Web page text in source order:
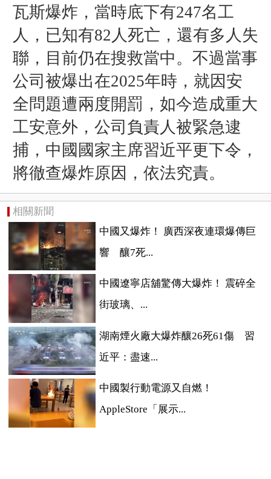
瓦斯爆炸，當時底下有247名工
人，已知有82人死亡，還有多人失
聯，目前仍在搜救當中。不過當事
公司被爆出在2025年時，就因安
全問題遭兩度開罰，如今造成重大
工安意外，公司負責人被緊急逮
捕，中國國家主席習近平更下令，
將徹查爆炸原因，依法究責。
相關新聞
中國又爆炸！ 廣西深夜連環爆傳巨
響 釀7死...
中國遼寧店舖驚傳大爆炸！ 震碎全
街玻璃、...
湖南煙火廠大爆炸釀26死61傷 習
近平：盡速...
中國製行動電源又自燃！
AppleStore「展示...